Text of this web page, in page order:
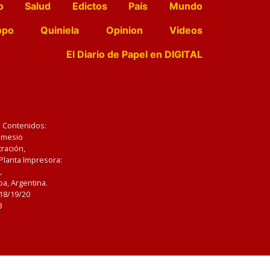
Salud Edictos País
Mundo
Quiniela Opinion
Videos
El Diario de Papel en DIGITAL
Impresora:
Argentina.
19/20